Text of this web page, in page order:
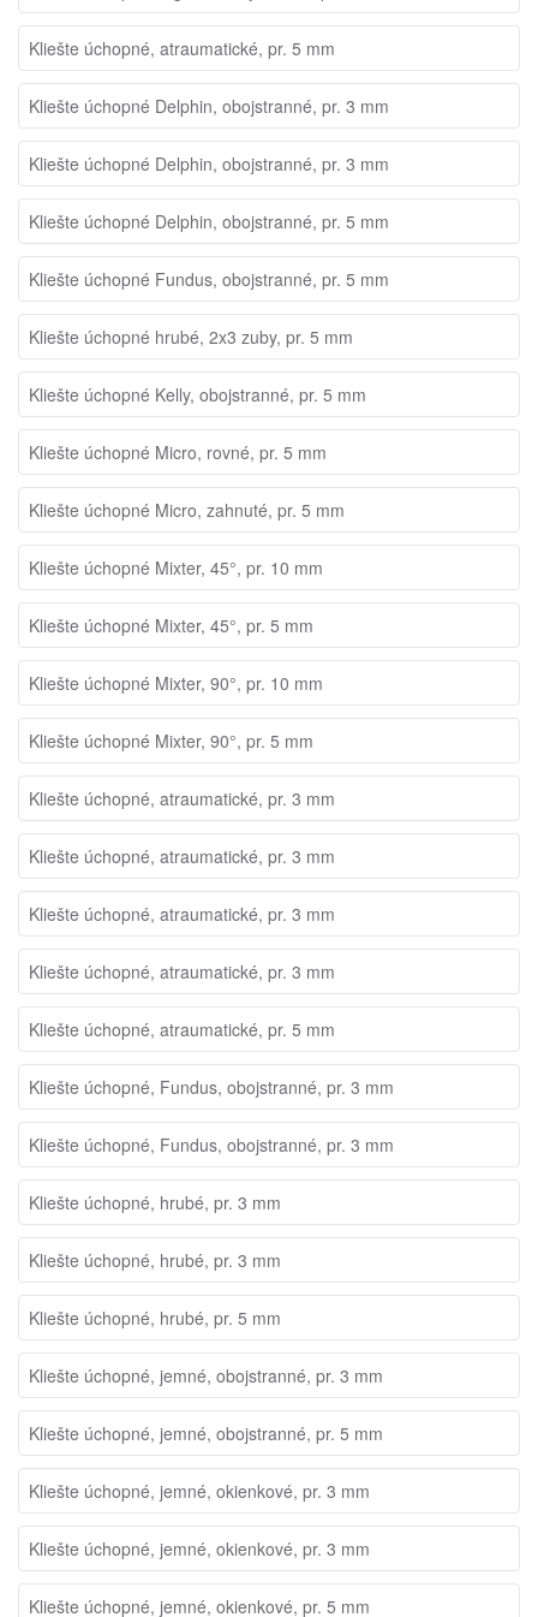
Kliešte úchopné, atraumatické, pr. 5 mm
Kliešte úchopné Delphin, obojstranné, pr. 3 mm
Kliešte úchopné Delphin, obojstranné, pr. 3 mm
Kliešte úchopné Delphin, obojstranné, pr. 5 mm
Kliešte úchopné Fundus, obojstranné, pr. 5 mm
Kliešte úchopné hrubé, 2x3 zuby, pr. 5 mm
Kliešte úchopné Kelly, obojstranné, pr. 5 mm
Kliešte úchopné Micro, rovné, pr. 5 mm
Kliešte úchopné Micro, zahnuté, pr. 5 mm
Kliešte úchopné Mixter, 45°, pr. 10 mm
Kliešte úchopné Mixter, 45°, pr. 5 mm
Kliešte úchopné Mixter, 90°, pr. 10 mm
Kliešte úchopné Mixter, 90°, pr. 5 mm
Kliešte úchopné, atraumatické, pr. 3 mm
Kliešte úchopné, atraumatické, pr. 3 mm
Kliešte úchopné, atraumatické, pr. 3 mm
Kliešte úchopné, atraumatické, pr. 3 mm
Kliešte úchopné, atraumatické, pr. 5 mm
Kliešte úchopné, Fundus, obojstranné, pr. 3 mm
Kliešte úchopné, Fundus, obojstranné, pr. 3 mm
Kliešte úchopné, hrubé, pr. 3 mm
Kliešte úchopné, hrubé, pr. 3 mm
Kliešte úchopné, hrubé, pr. 5 mm
Kliešte úchopné, jemné, obojstranné, pr. 3 mm
Kliešte úchopné, jemné, obojstranné, pr. 5 mm
Kliešte úchopné, jemné, okienkové, pr. 3 mm
Kliešte úchopné, jemné, okienkové, pr. 3 mm
Kliešte úchopné, jemné, okienkové, pr. 5 mm